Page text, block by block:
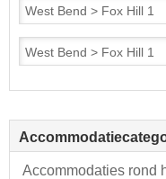
Accommodaties rond